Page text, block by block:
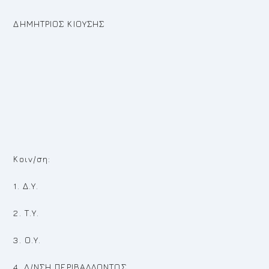
ΔΗΜΗΤΡΙΟΣ ΚΙΟΥΣΗΣ
Κοιν/ση:
1. Δ.Υ.
2. Τ.Υ.
3. Ο.Υ.
4. Δ/ΝΣΗ ΠΕΡΙΒΑΛΛΟΝΤΟΣ